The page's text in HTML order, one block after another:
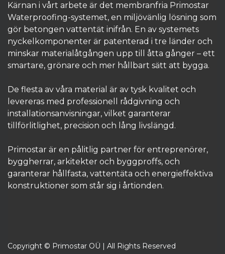
Kärnan i vårt arbete är det membranfria Primostar
Waterproofing-systemet, en miljövänlig lösning som
gör betongen vattentät inifrån. En av systemets
nyckelkomponenter är patenterad i tre länder och
minskar materialåtgången upp till åtta gånger – ett
smartare, grönare och mer hållbart sätt att bygga.
De flesta av våra material är av tysk kvalitet och
levereras med professionell rådgivning och
installationsanvisningar, vilket garanterar
tillförlitlighet, precision och lång livslängd.
Primostar är en pålitlig partner för entreprenörer,
byggherrar, arkitekter och byggproffs, och
garanterar hållfasta, vattentäta och energieffektiva
konstruktioner som står sig i årtionden.​
Copyright © Primostar OÜ | All Rights Reserved